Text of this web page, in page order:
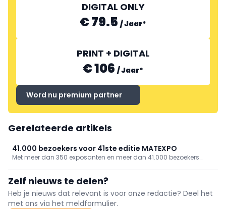
DIGITAL ONLY
€ 79.5 /Jaar*
PRINT + DIGITAL
€ 106 /Jaar*
Word nu premium partner
Gerelateerde artikels
41.000 bezoekers voor 41ste editie MATEXPO
Met meer dan 350 exposanten en meer dan 41.000 bezoekers
materieelsector.
Zelf nieuws te delen?
Heb je nieuws dat relevant is voor onze redactie? Deel het
met ons via het meldformulier.